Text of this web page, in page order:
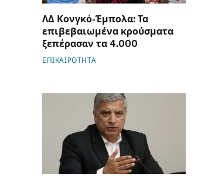
ΛΔ Κονγκό-Έμπολα: Τα
επιβεβαιωμένα κρούσματα
ξεπέρασαν τα 4.000
ΕΠΙΚΑΙΡΟΤΗΤΑ